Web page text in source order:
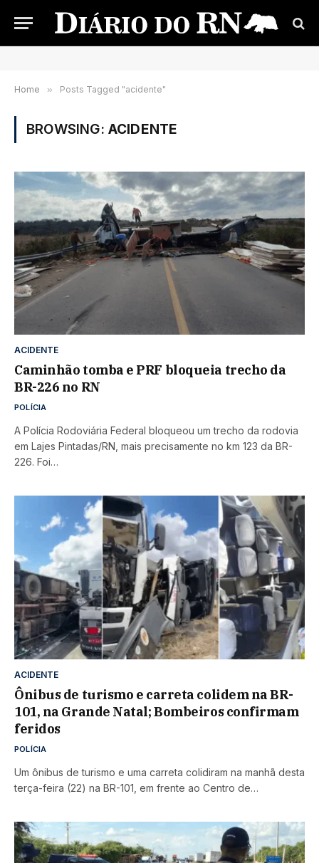
Home » Posts Tagged "acidente"
BROWSING: ACIDENTE
ACIDENTE
Caminhão tomba e PRF bloqueia trecho da
BR-226 no RN
POLÍCIA
A Polícia Rodoviária Federal bloqueou um trecho da rodovia
em Lajes Pintadas/RN, mais precisamente no km 123 da BR-
226. Foi…
ACIDENTE
Ônibus de turismo e carreta colidem na BR-
101, na Grande Natal; Bombeiros confirmam
feridos
POLÍCIA
Um ônibus de turismo e uma carreta colidiram na manhã desta
terça-feira (22) na BR-101, em frente ao Centro de…